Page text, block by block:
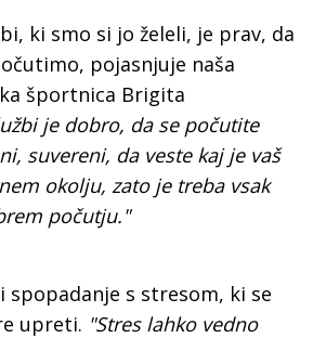
ki smo si jo želeli, je prav, da
pojasnjuje naša
športnica Brigita
je dobro, da se počutite
suvereni, da veste kaj je vaš
okolju, zato je treba vsak
počutju."
spopadanje s stresom, ki se
upreti. "Stres lahko vedno